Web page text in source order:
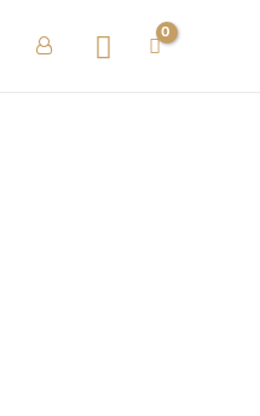
Buscar